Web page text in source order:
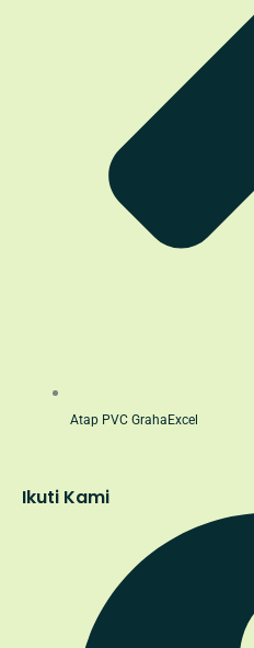
Atap PVC GrahaExcel
Ikuti Kami